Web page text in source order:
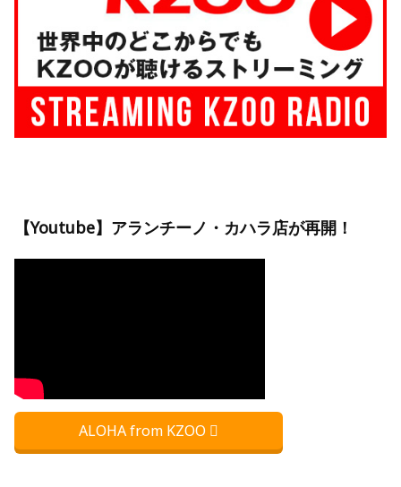
【Youtube】アランチーノ・カハラ店が再開！
ALOHA from KZOO